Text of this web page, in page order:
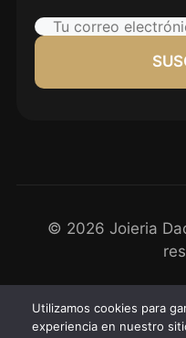
© 2026 Joieria
Utilizamos cookies para
experiencia en nuestro